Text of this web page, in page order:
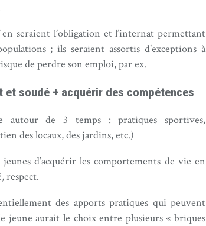
seraient l’obligation et l’internat permettant
; ils seraient assortis d’exceptions à
de perdre son emploi, par ex.
soudé + acquérir des compétences
autour de 3 temps : pratiques sportives,
des locaux, des jardins, etc.)
d’acquérir les comportements de vie en
respect.
des apports pratiques qui peuvent
jeune aurait le choix entre plusieurs « briques